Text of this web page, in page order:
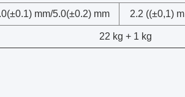
mm/5.0(±0.2) mm 2.2 ((±0,1)
22 kg + 1 kg